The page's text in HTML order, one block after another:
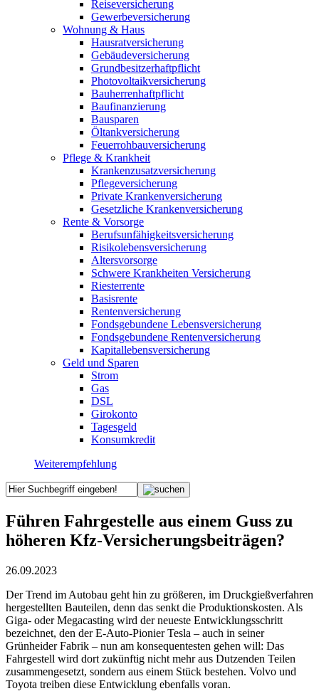
Reiseversicherung
Gewerbeversicherung
Wohnung & Haus
Hausratversicherung
Gebäudeversicherung
Grundbesitzerhaftpflicht
Photovoltaikversicherung
Bauherrenhaftpflicht
Baufinanzierung
Bausparen
Öltankversicherung
Feuerrohbauversicherung
Pflege & Krankheit
Krankenzusatzversicherung
Pflegeversicherung
Private Krankenversicherung
Gesetzliche Krankenversicherung
Rente & Vorsorge
Berufs­unfähigkeitsversicherung
Risikolebensversicherung
Altersvorsorge
Schwere Krankheiten Versicherung
Riesterrente
Basisrente
Rentenversicherung
Fondsgebundene Lebensversicherung
Fondsgebundene Rentenversicherung
Kapitallebensversicherung
Geld und Sparen
Strom
Gas
DSL
Girokonto
Tagesgeld
Konsumkredit
Weiterempfehlung
Führen Fahrgestelle aus einem Guss zu
höheren Kfz-Versicherungsbeiträgen?
26.09.2023
Der Trend im Autobau geht hin zu größeren, im Druckgießverfahren
hergestellten Bauteilen, denn das senkt die Produktionskosten. Als
Giga- oder Megacasting wird der neueste Entwicklungsschritt
bezeichnet, den der E-Auto-Pionier Tesla – auch in seiner
Grünheider Fabrik – nun am konsequentesten gehen will: Das
Fahrgestell wird dort zukünftig nicht mehr aus Dutzenden Teilen
zusammengesetzt, sondern aus einem Stück bestehen. Volvo und
Toyota treiben diese Entwicklung ebenfalls voran.